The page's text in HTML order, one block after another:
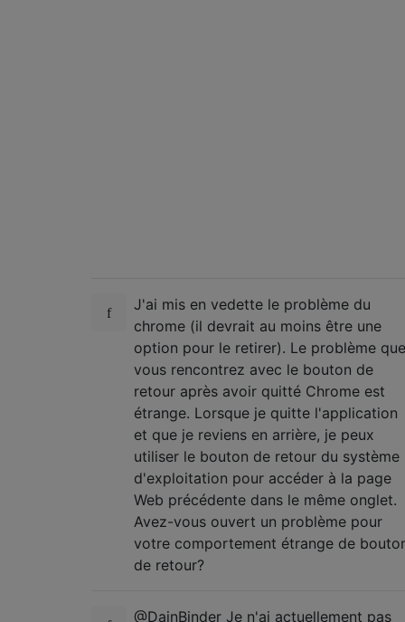
J'ai mis en vedette le problème du
chrome (il devrait au moins être une
option pour le retirer). Le problème que
vous rencontrez avec le bouton de
retour après avoir quitté Chrome est
étrange. Lorsque je quitte l'application
et que je reviens en arrière, je peux
utiliser le bouton de retour du système
d'exploitation pour accéder à la page
Web précédente dans le même onglet.
Avez-vous ouvert un problème pour
votre comportement étrange de
de retour?
@DainBinder Je n'ai actuellement pas